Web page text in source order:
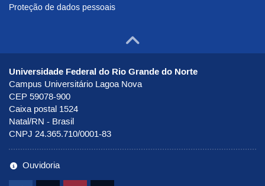
Proteção de dados pessoais
Ir para o
Universidade Federal do Rio Grande do Norte
Campus Universitário Lagoa Nova
CEP 59078-900
Caixa postal 1524
Natal/RN - Brasil
CNPJ 24.365.710/0001-83
Ouvidoria